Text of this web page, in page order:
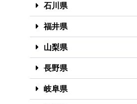
石川県
福井県
山梨県
長野県
岐阜県